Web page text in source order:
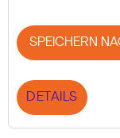
SPEICHERN
DETAILS